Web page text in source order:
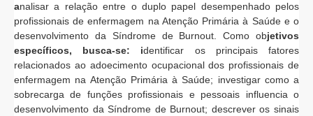
analisar a relação entre o duplo papel desempenhado pelos
profissionais de enfermagem na Atenção Primária à Saúde e o
desenvolvimento da Síndrome de Burnout. Como objetivos
específicos, busca-se: identificar os principais fatores
relacionados ao adoecimento ocupacional dos profissionais de
enfermagem na Atenção Primária à Saúde; investigar como a
sobrecarga de funções profissionais e pessoais influencia o
desenvolvimento da Síndrome de Burnout; descrever os sinais